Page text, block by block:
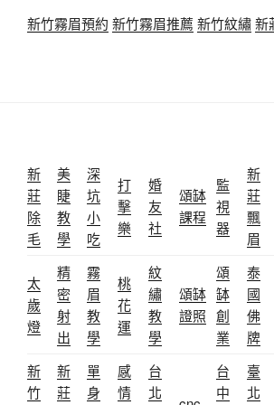
新竹霧眉預約 新竹霧眉推薦 新竹紋繡新
新
莊
除
毛
美
睫
教
學
深
坑
小
吃
打
擊
樂
婚
友
社
頌缽
課程
監
視
器
新
莊
飄
眉
太
歲
燈
精
密
射
出
霧
眉
教
學
桃
花
運
紋
繡
教
學
頌缽
證照
頌
缽
創
業
泰
國
佛
牌
新
竹
新
莊
單
身
感
情
台
北
台
中
臺
北